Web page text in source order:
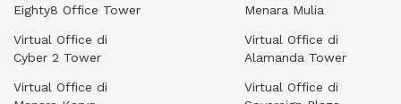
Eighty8 Office Tower
Virtual Office di
Cyber 2 Tower
Virtual Office di
Menara Mulia
Virtual Office di
Alamanda Tower
Virtual Office di